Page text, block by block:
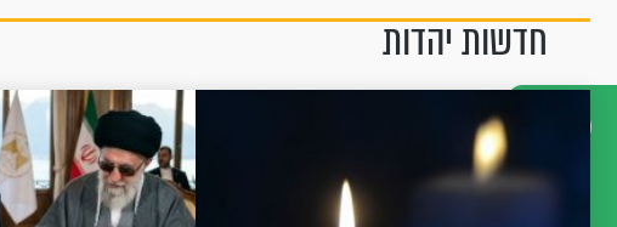
דברו
חדשות יהדות